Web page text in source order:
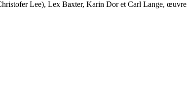
Lee), Lex Baxter, Karin Dor et Carl Lange,